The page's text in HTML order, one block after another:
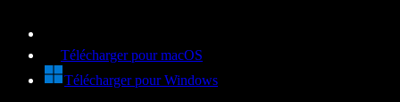
Télécharger pour macOS
Télécharger pour Windows